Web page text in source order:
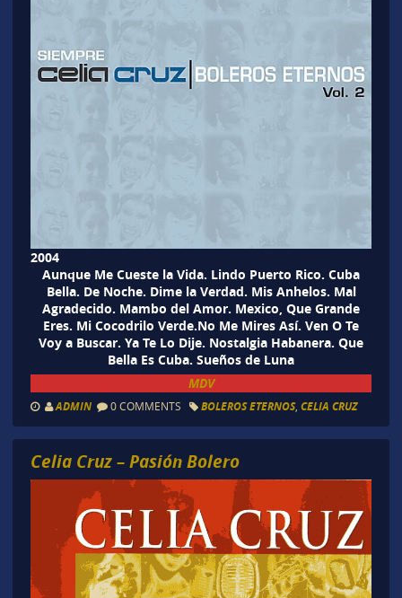
2004
Aunque Me Cueste la Vida. Lindo Puerto Rico. Cuba
Bella. De Noche. Dime la Verdad. Mis Anhelos. Mal
Agradecido. Mambo del Amor. Mexico, Que Grande
Eres. Mi Cocodrilo Verde.No Me Mires Así. Ven O Te
Voy a Buscar. Ya Te Lo Dije. Nostalgia Habanera. Que
Bella Es Cuba. Sueños de Luna
MDV
ADMIN 0 COMMENTS BOLEROS ETERNOS, CELIA CRUZ
Celia Cruz – Pasión Bolero